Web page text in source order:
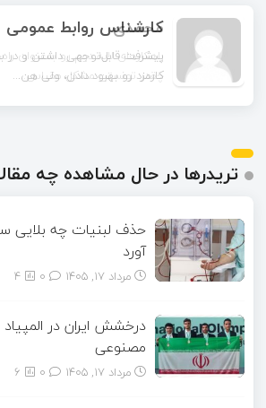
محمدی
راهکارهای لایه دوم رو به‌عنوان
چقدر تونستن مشکل مقیاس‌...
تریدرها در حال مشاهده چه
حذف لبنیات چه بلایی
آورد
مرداد ۱۷, ۱۴۰۵ 4
درخشش ایران در
مصنوعی
مرداد ۱۷, ۱۴۰۵ 6